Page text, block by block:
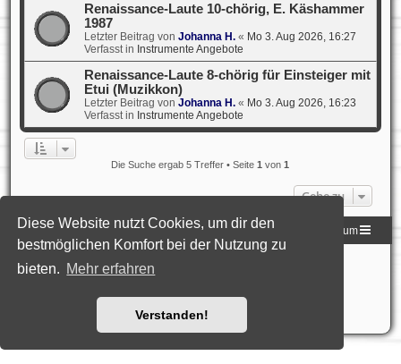
Diese Website nutzt Cookies, um dir den
bestmöglichen Komfort bei der Nutzung zu
bieten. Mehr erfahren
Verstanden!
Renaissance-Laute 10-chörig, E. Käshammer
1987
Letzter Beitrag von Johanna H.« Mo 3. Aug 2026, 16:27
Verfasst in Instrumente Angebote
Renaissance-Laute 8-chörig für Einsteiger mit
Etui (Muzikkon)
Letzter Beitrag von Johanna H.« Mo 3. Aug 2026, 16:23
Verfasst in Instrumente Angebote
Die Suche ergab 5 Treffer • Seite1 von1
Gehe zu
Homepage der DLG Foren-Übersicht Impressum
Deutsche Übersetzung durch
Nutzungsbedingungen